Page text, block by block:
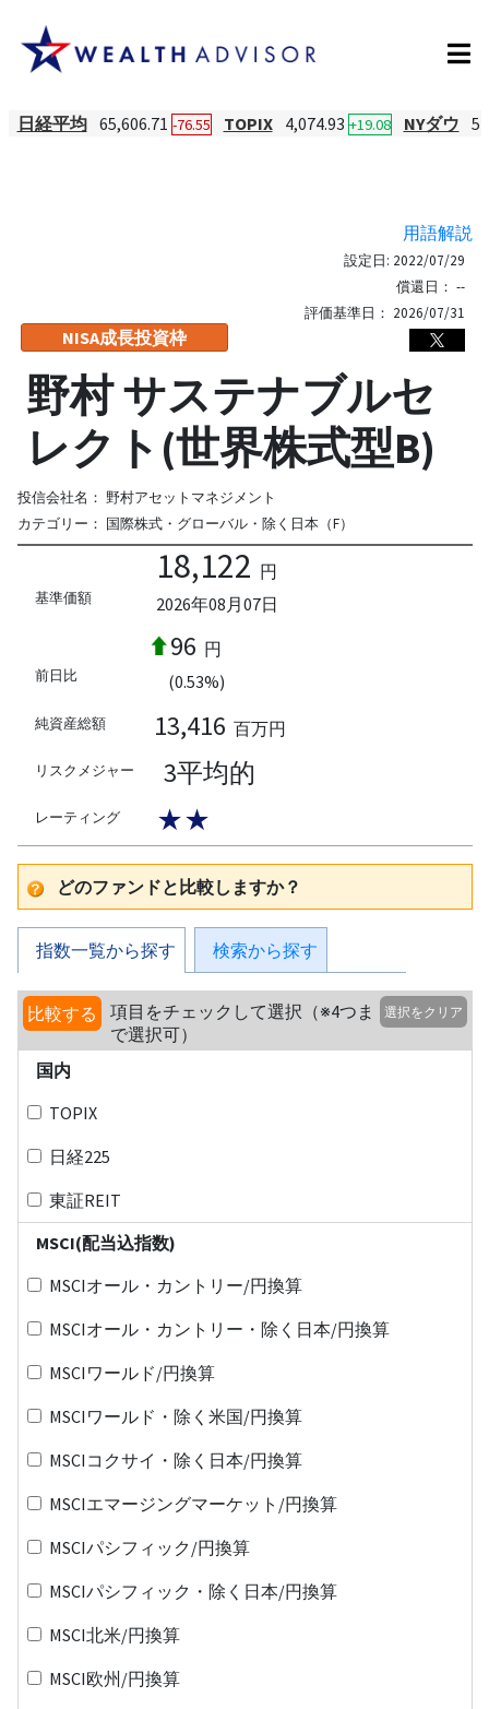
日経平均 65,606.71 -76.55 TOPIX 4,074.93 +19.08 NYダウ
用語解説
NISA成長投資枠
設定日: 2022/07/29
償還日： --
評価基準日： 2026/07/31
野村 サステナブルセ
レクト(世界株式型B)
投信会社名： 野村アセットマネジメント
カテゴリー： 国際株式・グローバル・除く日本（F）
基準価額
18,122 円
2026年08月07日
前日比
96 円
(0.53%)
純資産総額 13,416 百万円
リスクメジャー 3平均的
レーティング ★★
どのファンドと比較しますか？
指数一覧から探す 検索から探す
比較する
項目をチェックして選択（※4つま
で選択可）
選択をクリア
国内
TOPIX
日経225
東証REIT
MSCI(配当込指数)
MSCIオール・カントリー/円換算
MSCIオール・カントリー・除く日本/円換算
MSCIワールド/円換算
MSCIワールド・除く米国/円換算
MSCIコクサイ・除く日本/円換算
MSCIエマージングマーケット/円換算
MSCIパシフィック/円換算
MSCIパシフィック・除く日本/円換算
MSCI北米/円換算
MSCI欧州/円換算